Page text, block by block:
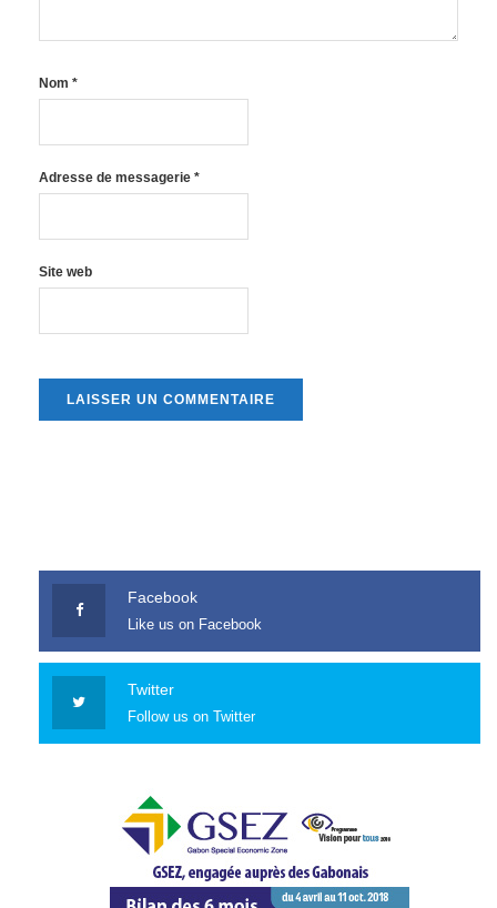
Nom *
Adresse de messagerie *
Site web
Facebook
Like us on Facebook
Twitter
Follow us on Twitter